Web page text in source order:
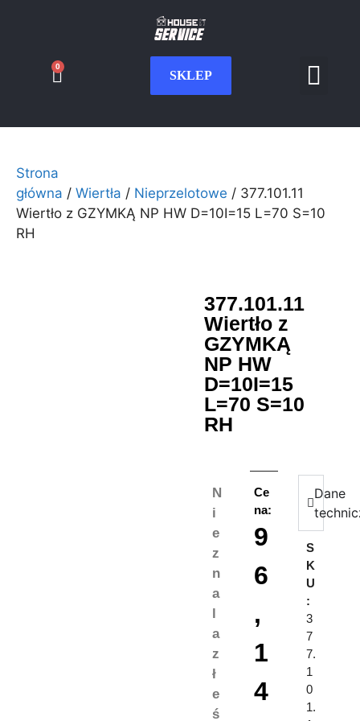
SKLEP
0
Strona
główna / Wiertła / Nieprzelotowe / 377.101.11
Wiertło z GZYMKĄ NP HW D=10I=15 L=70 S=10
RH
377.101.11
Wiertło z
GZYMKĄ
NP HW
D=10I=15
L=70 S=10
RH
N
i
e
z
n
a
l
a
z
ł
e
ś
Ce
na:
9
6
,
1
4
Dane
S
K
U
:
3
7
7.
1
0
1.